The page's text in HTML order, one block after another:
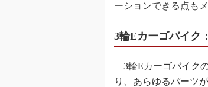
ーションできる点も
3輪Eカーゴバイク
3輪Eカーゴバイク
り、あらゆるパーツ